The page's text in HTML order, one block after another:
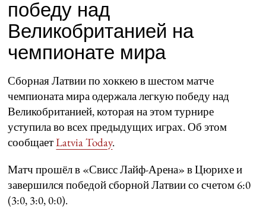
победу над
Великобританией на
чемпионате мира
Сборная Латвии по хоккею в шестом матче
чемпионата мира одержала легкую победу над
Великобританией, которая на этом турнире
уступила во всех предыдущих играх. Об этом
сообщаетLatvia Today.
Матч прошёл в «Свисс Лайф-Арена» в Цюрихе и
завершился победой сборной Латвии со счетом 6:0
(3:0, 3:0, 0:0).